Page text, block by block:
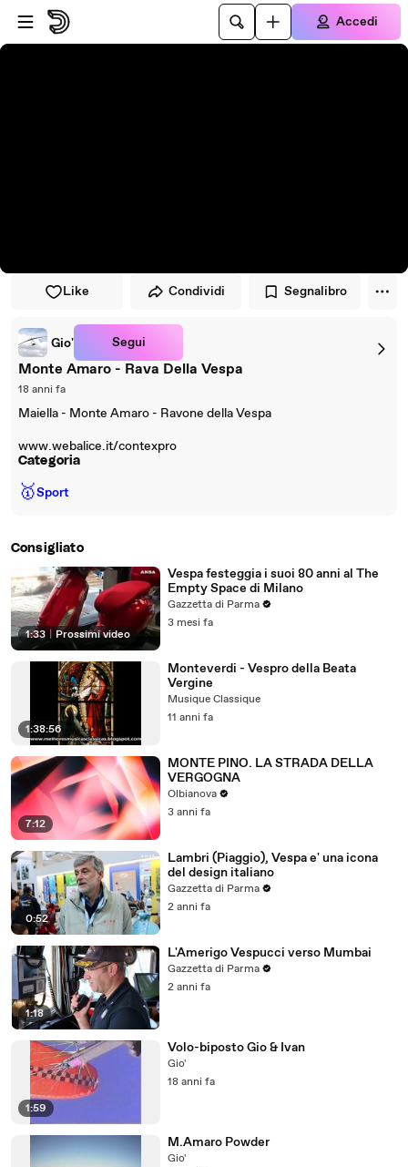
Vai al lettore
Passa al contenuto principale
Accedi
Like Condividi Segnalibro
Gio' Segui
Monte Amaro - Rava Della Vespa
18 anni fa
Maiella - Monte Amaro - Ravone della Vespa
www.webalice.it/contexpro
Categoria
🥇Sport
Consigliato
1:33 | Prossimi video
Vespa festeggia i suoi 80 anni al The
Empty Space di Milano
Gazzetta di Parma
3 mesi fa
1:38:56
Monteverdi - Vespro della Beata
Vergine
Musique Classique
11 anni fa
7:12
MONTE PINO. LA STRADA DELLA
VERGOGNA
Olbianova
3 anni fa
0:52
Lambri (Piaggio), Vespa e' una icona
del design italiano
Gazzetta di Parma
2 anni fa
1:18
L'Amerigo Vespucci verso Mumbai
Gazzetta di Parma
2 anni fa
1:59
Volo-biposto Gio & Ivan
Gio'
18 anni fa
M.Amaro Powder
Gio'